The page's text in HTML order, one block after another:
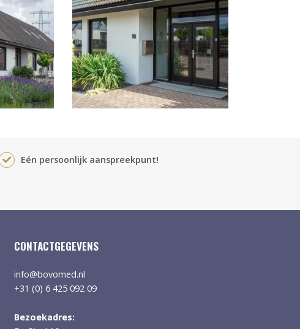
Eén persoonlijk aanspreekpunt!
CONTACTGEGEVENS
info@bovomed.nl
+31 (0) 6 425 092 09
Bezoekadres: